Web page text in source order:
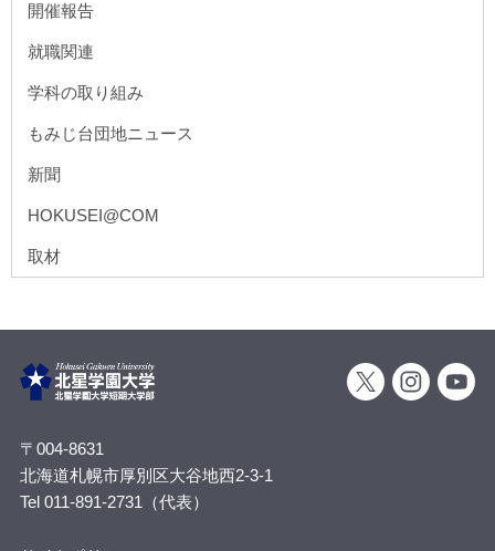
開催報告
就職関連
学科の取り組み
もみじ台団地ニュース
新聞
HOKUSEI@COM
取材
〒004-8631
北海道札幌市厚別区大谷地西2-3-1
Tel 011-891-2731（代表）